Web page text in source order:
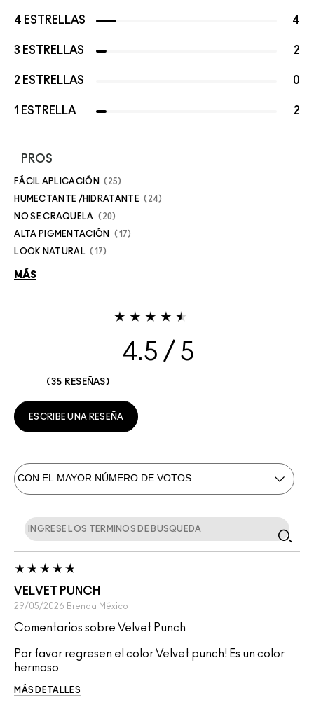
4 ESTRELLAS 4
3 ESTRELLAS 2
2 ESTRELLAS 0
1 ESTRELLA 2
PROS
FÁCIL APLICACIÓN 25
HUMECTANTE /HIDRATANTE 24
NO SE CRAQUELA 20
ALTA PIGMENTACIÓN 17
LOOK NATURAL 17
MÁS
4.5
35 RESEÑAS
ESCRIBE UNA RESEÑA
VELVET PUNCH
29/05/2026 Brenda México
Comentarios sobre Velvet Punch
Por favor regresen el color Velvet punch! Es un color
hermoso
MÁS DETALLES